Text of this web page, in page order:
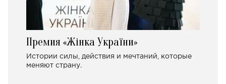
Премия «Жінка України»
Истории силы, действия и мечтаний, которые
меняют страну.